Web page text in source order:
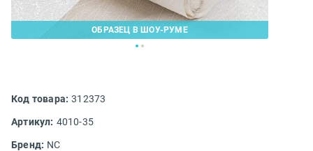
ОБРАЗЕЦ В ШОУ-РУМЕ
Код товара: 312373
Артикул: 4010-35
Бренд: NC